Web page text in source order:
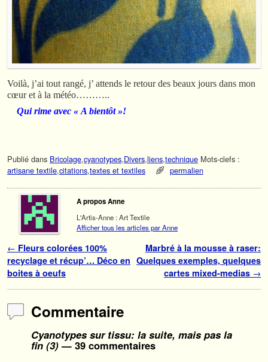
Voilà, j’ai tout rangé, j’ attends le retour des beaux jours dans mon
cœur et à la météo………..
Qui rime avec « A bientôt »!
Publié dans Bricolage,cyanotypes,Divers,liens,technique Mots-clefs :
artisane textile,citations,textes et textiles permalien
A propos Anne
L'Artis-Anne : Art Textile
Afficher tous les articles par Anne
Navigation des articles
← Fleurs colorées 100%
recyclage et récup’… Déco en
boites à oeufs
Marbré à la mousse à raser:
Quelques exemples, quelques
cartes mixed-medias →
Commentaire
Cyanotypes sur tissu: la suite, mais pas la
fin (3)— 39 commentaires